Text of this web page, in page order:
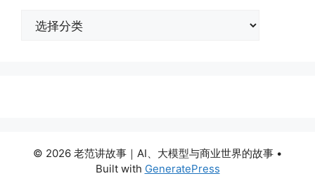
© 2026 老范讲故事｜AI、大模型与商业世界的故事 •
Built with GeneratePress